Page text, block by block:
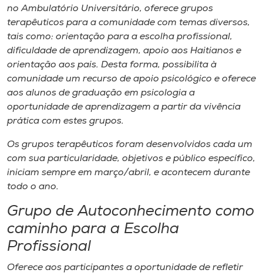
no Ambulatório Universitário, oferece grupos
terapêuticos para a comunidade com temas diversos,
tais como: orientação para a escolha profissional,
dificuldade de aprendizagem, apoio aos Haitianos e
orientação aos pais. Desta forma, possibilita à
comunidade um recurso de apoio psicológico e oferece
aos alunos de graduação em psicologia a
oportunidade de aprendizagem a partir da vivência
prática com estes grupos.
Os grupos terapêuticos foram desenvolvidos cada um
com sua particularidade, objetivos e público específico,
iniciam sempre em março/abril, e acontecem durante
todo o ano.
Grupo de Autoconhecimento como
caminho para a Escolha
Profissional
Oferece aos participantes a oportunidade de refletir